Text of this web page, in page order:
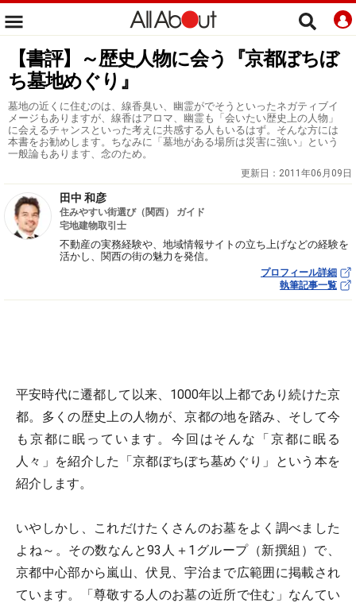
【書評】～歴史人物に会う『京都ぼちぼ
ち墓地めぐり』
墓地の近くに住むのは、線香臭い、幽霊がでそうといったネガティブイ
メージもありますが、線香はアロマ、幽霊も「会いたい歴史上の人物」
に会えるチャンスといった考えに共感する人もいるはず。そんな方には
本書をお勧めします。ちなみに「墓地がある場所は災害に強い」という
一般論もあります、念のため。
更新日： 2011年06月09日
田中 和彦
住みやすい街選び（関西） ガイド
宅地建物取引士
不動産の実務経験や、地域情報サイトの立ち上げなどの経験を
活かし、関西の街の魅力を発信。
プロフィール詳細
執筆記事一覧
平安時代に遷都して以来、1000年以上都であり続けた京
都。多くの歴史上の人物が、京都の地を踏み、そして今
も京都に眠っています。今回はそんな「京都に眠る
人々」を紹介した「京都ぼちぼち墓めぐり」という本を
紹介します。
いやしかし、これだけたくさんのお墓をよく調べました
よね～。その数なんと93人＋1グループ（新撰組）で、
京都中心部から嵐山、伏見、宇治まで広範囲に掲載され
ています。「尊敬する人のお墓の近所で住む」なんてい